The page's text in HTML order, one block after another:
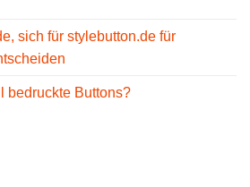
sich für stylebutton.de für
bedruckte Buttons?